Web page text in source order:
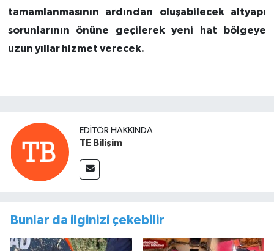
tamamlanmasının ardından oluşabilecek altyapı
sorunlarının önüne geçilerek yeni hat bölgeye
uzun yıllar hizmet verecek.
EDITÖR HAKKINDA
TE Bilişim
Bunlar da ilginizi çekebilir